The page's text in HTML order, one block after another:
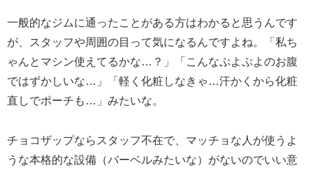
一般的なジムに通ったことがある方はわかると思うんです
が、スタッフや周囲の目って気になるんですよね。「私ち
ゃんとマシン使えてるかな…？」「こんなぷよぷよのお腹
ではずかしいな…」「軽く化粧しなきゃ…汗かくから化粧
直しでポーチも…」みたいな。
チョコザップならスタッフ不在で、マッチョな人が使うよ
うな本格的な設備（バーベルみたいな）がないのでいい意